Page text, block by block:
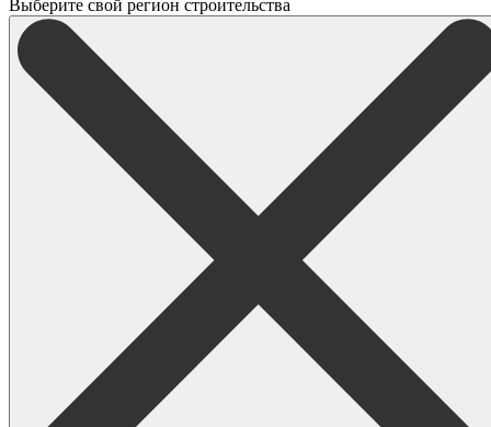
Выберите свой регион строительства